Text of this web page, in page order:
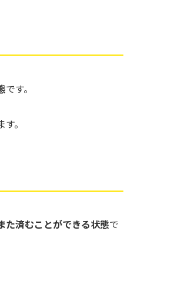
です。
。
た済むことができる状態で